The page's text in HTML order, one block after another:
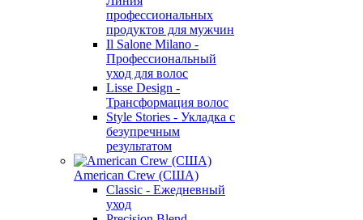
профессиональных
продуктов для мужчин
Il Salone Milano -
Профессиональный
уход для волос
Lisse Design -
Трансформация волос
Style Stories - Укладка с
безупречным
результатом
American Crew (США)
Classic - Ежедневный
уход